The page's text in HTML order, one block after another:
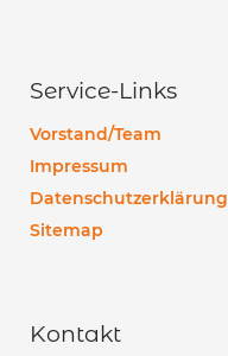
Service-Links
Vorstand/Team
Impressum
Datenschutzerklärung
Sitemap
Kontakt